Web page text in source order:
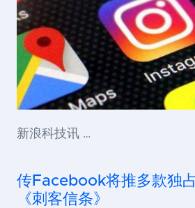
新浪科技讯 …
传Facebook将推多款独
《刺客信条》